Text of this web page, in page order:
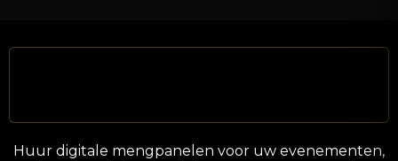
Huur digitale mengpanelen voor uw evenementen,